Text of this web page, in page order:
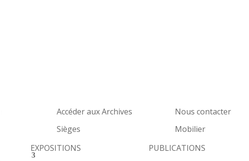
Accéder aux Archives Nous contacter
Sièges Mobilier
EXPOSITIONS PUBLICATIONS